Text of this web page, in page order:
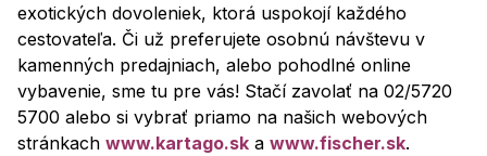
exotických dovoleniek, ktorá uspokojí každého
cestovateľa. Či už preferujete osobnú návštevu v
kamenných predajniach, alebo pohodlné online
vybavenie, sme tu pre vás! Stačí zavolať na 02/5720
5700 alebo si vybrať priamo na našich webových
stránkach www.kartago.sk a www.fischer.sk.